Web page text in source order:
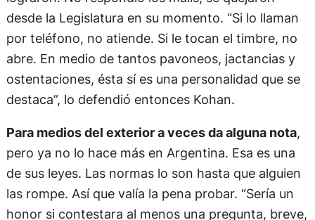
desde la Legislatura en su momento. “Si lo llaman
por teléfono, no atiende. Si le tocan el timbre, no
abre. En medio de tantos pavoneos, jactancias y
ostentaciones, ésta sí es una personalidad que se
destaca”, lo defendió entonces Kohan.
Para medios del exterior a veces da alguna nota,
pero ya no lo hace más en Argentina. Esa es una
de sus leyes. Las normas lo son hasta que alguien
las rompe. Así que valía la pena probar. “Sería un
honor si contestara al menos una pregunta, breve,